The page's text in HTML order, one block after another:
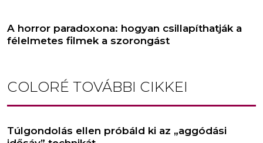
A horror paradoxona: hogyan csillapíthatják a
félelmetes filmek a szorongást
COLORÉ TOVÁBBI CIKKEI
Túlgondolás ellen próbáld ki az „aggódási